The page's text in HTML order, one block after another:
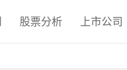
股票分析 上市公司